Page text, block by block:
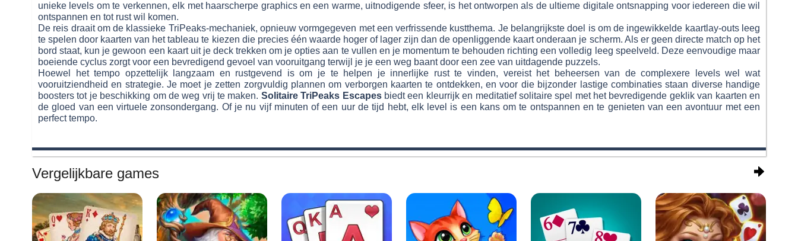
unieke levels om te verkennen, elk met haarscherpe graphics en een warme, uitnodigende sfeer, is het ontworpen als de ultieme digitale ontsnapping voor iedereen die wil
ontspannen en tot rust wil komen.
De reis draait om de klassieke TriPeaks-mechaniek, opnieuw vormgegeven met een verfrissende kustthema. Je belangrijkste doel is om de ingewikkelde kaartlay-outs leeg
te spelen door kaarten van het tableau te kiezen die precies één waarde hoger of lager zijn dan de openliggende kaart onderaan je scherm. Als er geen directe match op het
bord staat, kun je gewoon een kaart uit je deck trekken om je opties aan te vullen en je momentum te behouden richting een volledig leeg speelveld. Deze eenvoudige maar
boeiende cyclus zorgt voor een bevredigend gevoel van vooruitgang terwijl je je een weg baant door een zee van uitdagende puzzels.
Hoewel het tempo opzettelijk langzaam en rustgevend is om je te helpen je innerlijke rust te vinden, vereist het beheersen van de complexere levels wel wat
vooruitziendheid en strategie. Je moet je zetten zorgvuldig plannen om verborgen kaarten te ontdekken, en voor die bijzonder lastige combinaties staan diverse handige
boosters tot je beschikking om de weg vrij te maken. Solitaire TriPeaks Escapesbiedt een kleurrijk en meditatief solitaire spel met het bevredigende geklik van kaarten en
de gloed van een virtuele zonsondergang. Of je nu vijf minuten of een uur de tijd hebt, elk level is een kans om te ontspannen en te genieten van een avontuur met een
perfect tempo.
Vergelijkbare games